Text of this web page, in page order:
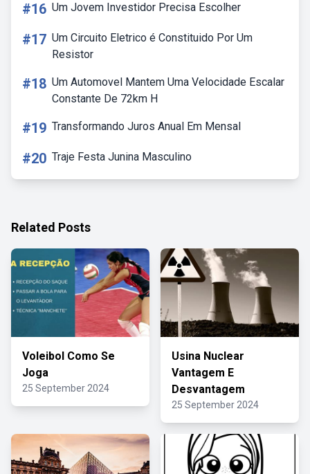
#16 Um Jovem Investidor Precisa Escolher
#17 Um Circuito Eletrico é Constituido Por Um
Resistor
#18 Um Automovel Mantem Uma Velocidade Escalar
Constante De 72km H
#19 Transformando Juros Anual Em Mensal
#20 Traje Festa Junina Masculino
Related Posts
Voleibol Como Se
Joga
25 September 2024
Usina Nuclear
Vantagem E
Desvantagem
25 September 2024